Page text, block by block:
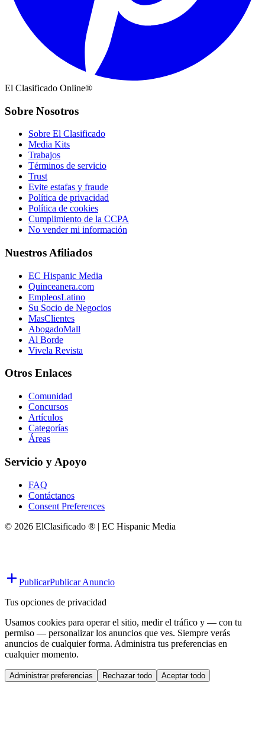
El Clasificado Online®
Sobre Nosotros
Sobre El Clasificado
Media Kits
Trabajos
Términos de servicio
Trust
Evite estafas y fraude
Política de privacidad
Política de cookies
Cumplimiento de la CCPA
No vender mi información
Nuestros Afiliados
EC Hispanic Media
Quinceanera.com
EmpleosLatino
Su Socio de Negocios
MasClientes
AbogadoMall
Al Borde
Vivela Revista
Otros Enlaces
Comunidad
Concursos
Artículos
Categorías
Áreas
Servicio y Apoyo
FAQ
Contáctanos
Consent Preferences
© 2026 ElClasificado ® | EC Hispanic Media
PublicarPublicar Anuncio
Tus opciones de privacidad
Usamos cookies para operar el sitio, medir el tráfico y — con tu
permiso — personalizar los anuncios que ves. Siempre verás
anuncios de cualquier forma. Administra tus preferencias en
cualquier momento.
Administrar preferencias Rechazar todo Aceptar todo